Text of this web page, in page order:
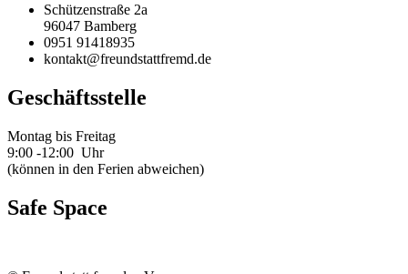
Schützenstraße 2a
96047 Bamberg
0951 91418935
kontakt@freundstattfremd.de
Geschäftsstelle
Montag bis Freitag
9:00 -12:00 Uhr
(können in den Ferien abweichen)
Safe Space